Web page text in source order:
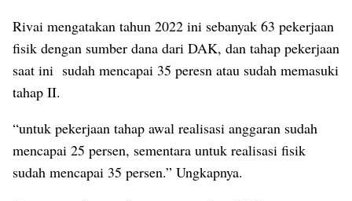
Rivai mengatakan tahun 2022 ini sebanyak 63 pekerjaan
fisik dengan sumber dana dari DAK, dan tahap pekerjaan
saat ini sudah mencapai 35 peresn atau sudah memasuki
tahap II.
“untuk pekerjaan tahap awal realisasi anggaran sudah
mencapai 25 persen, sementara untuk realisasi fisik
sudah mencapai 35 persen.” Ungkapnya.